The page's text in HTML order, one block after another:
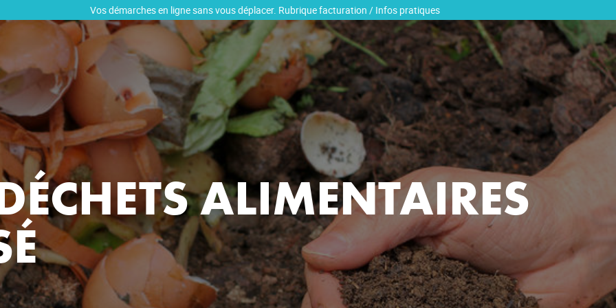
Vos démarches en ligne sans vous déplacer. Rubrique facturation / Infos pratiques
Composteur individuel
Bornes déchets alimentaires
Calendrier de collecte
DE COMPOST
Origine du compost
Tarifs de la vente de compost
Analyse
Modalités de retrait
Évolution de votre foyer
ALIMENTAIRES